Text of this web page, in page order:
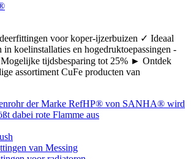
voor koper-ijzerbuizen ✓ Ideaal
koelinstallaties en hogedruktoepassingen -
tijdsbesparing tot 25% ► Ontdek
assortiment CuFe producten van
van Messing